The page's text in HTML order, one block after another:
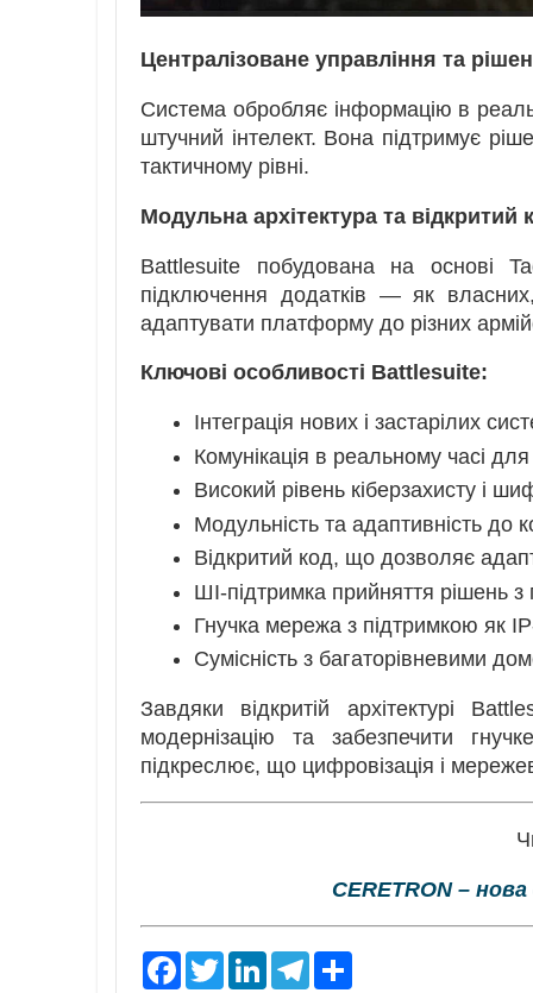
Централізоване управління та
Система обробляє інформацію в
штучний інтелект. Вона підтримує
тактичному рівні.
Модульна архітектура та відкритий
Battlesuite побудована на основі
підключення додатків — як
адаптувати платформу до різних
Ключові особливості Battlesuite:
Інтеграція нових і застарілих
Комунікація в реальному часі
Високий рівень кіберзахисту і
Модульність та адаптивність до
Відкритий код, що дозволяє
ШІ-підтримка прийняття рішень з
Гнучка мережа з підтримкою як
Сумісність з багаторівневими
Завдяки відкритій архітектурі
модернізацію та забезпечити
підкреслює, що цифровізація і
CERETRON –
F
a
T
w
L
T